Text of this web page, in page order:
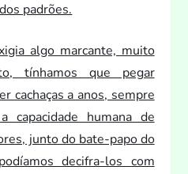
padrões.
algo marcante, muito
tínhamos que pegar
cachaças a anos, sempre
capacidade humana de
junto do bate-papo do
decifra-los com